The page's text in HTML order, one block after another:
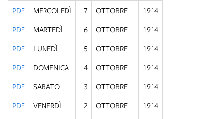
PDF
MERCOLEDÌ 7 OTTOBRE
1914
PDF
MARTEDÌ 6 OTTOBRE
1914
PDF
LUNEDÌ 5 OTTOBRE
1914
PDF
DOMENICA 4 OTTOBRE
1914
PDF
SABATO 3 OTTOBRE
1914
PDF
VENERDÌ 2 OTTOBRE
1914